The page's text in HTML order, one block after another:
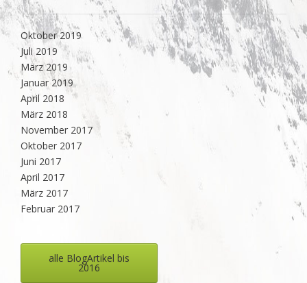
Oktober 2019
Juli 2019
März 2019
Januar 2019
April 2018
März 2018
November 2017
Oktober 2017
Juni 2017
April 2017
März 2017
Februar 2017
alle BlogArtikel bis
2016